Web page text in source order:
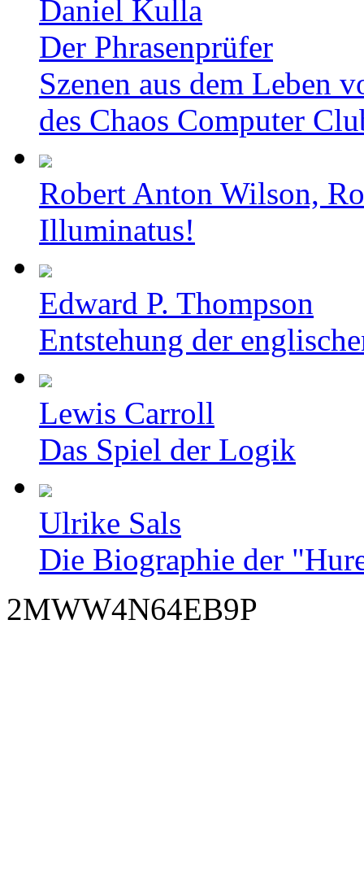
Daniel Kulla
Der Phrasenprüfer
Szenen aus dem Leben
des Chaos Computer
Robert Anton Wilson,
Illuminatus!
Edward P. Thompson
Entstehung der
Lewis Carroll
Das Spiel der Logik
Ulrike Sals
Die Biographie der
2MWW4N64EB9P